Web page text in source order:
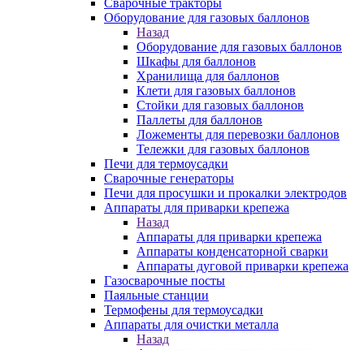
Сварочные тракторы
Оборудование для газовых баллонов
Назад
Оборудование для газовых баллонов
Шкафы для баллонов
Хранилища для баллонов
Клети для газовых баллонов
Стойки для газовых баллонов
Паллеты для баллонов
Ложементы для перевозки баллонов
Тележки для газовых баллонов
Печи для термоусадки
Сварочные генераторы
Печи для просушки и прокалки электродов
Аппараты для приварки крепежа
Назад
Аппараты для приварки крепежа
Аппараты конденсаторной сварки
Аппараты дуговой приварки крепежа
Газосварочные посты
Паяльные станции
Термофены для термоусадки
Аппараты для очистки металла
Назад